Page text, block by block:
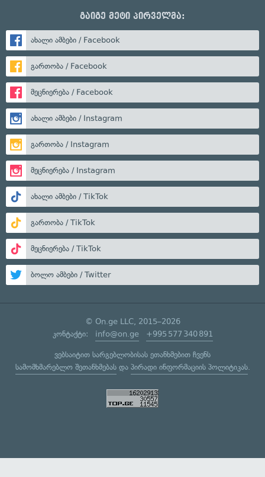
გაიგე მეტი პირველმა:
ახალი ამბები / Facebook
გართობა / Facebook
მეცნიერება / Facebook
ახალი ამბები / Instagram
გართობა / Instagram
მეცნიერება / Instagram
ახალი ამბები / TikTok
გართობა / TikTok
მეცნიერება / TikTok
ბოლო ამბები / Twitter
© On.ge LLC, 2015–2026
კონტაქტი: info@on.ge +995 577 340 891
ვებსაიტით სარგებლობისას ეთანხმებით ჩვენს
სამომხმარებლო შეთანხმებასდა პირადი ინფორმაციის პოლიტიკას.